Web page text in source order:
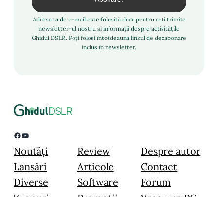
Adresa ta de e-mail este folosită doar pentru a-ți trimite
newsletter-ul nostru și informații despre activitățile
Ghidul DSLR. Poți folosi întotdeauna linkul de dezabonare
inclus în newsletter.
Facebook YouTube
Noutăți
Lansări
Diverse
Review
Articole
Software
Despre autor
Contact
Forum